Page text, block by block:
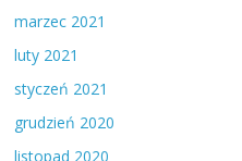
marzec 2021
luty 2021
styczeń 2021
grudzień 2020
listopad 2020